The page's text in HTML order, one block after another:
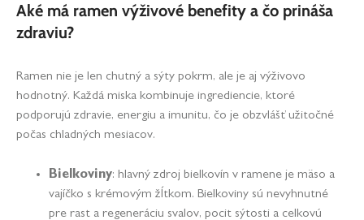
Aké má ramen výživové benefity a čo prináša
zdraviu?
Ramen nie je len chutný a sýty pokrm, ale je aj výživovo
hodnotný. Každá miska kombinuje ingrediencie, ktoré
podporujú zdravie, energiu a imunitu, čo je obzvlášť užitočné
počas chladných mesiacov.
Bielkoviny: hlavný zdroj bielkovín v ramene je mäso a
vajíčko s krémovým žĺtkom. Bielkoviny sú nevyhnutné
pre rast a regeneráciu svalov, pocit sýtosti a celkovú